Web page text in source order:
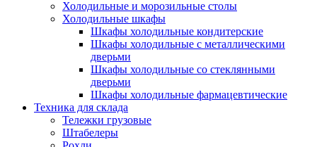
Холодильные и морозильные столы
Холодильные шкафы
Шкафы холодильные кондитерские
Шкафы холодильные с металлическими
дверьми
Шкафы холодильные со стеклянными
дверьми
Шкафы холодильные фармацевтические
Техника для склада
Тележки грузовые
Штабелеры